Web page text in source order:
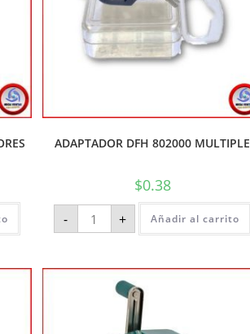
ADAPTADOR DFH 802000 MULTIPLE
$0.38
- + Añadir al carrito